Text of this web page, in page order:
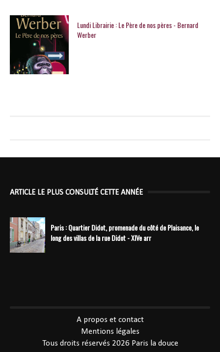
Lundi Librairie : Le Père de nos pères - Bernard
Werber
ARTICLE LE PLUS CONSULTÉ CETTE ANNÉE
Paris : Quartier Didot, promenade du côté de Plaisance, le
long des villas de la rue Didot - XIVe arr
A propos et contact
Mentions légales
Tous droits réservés 2026 Paris la douce